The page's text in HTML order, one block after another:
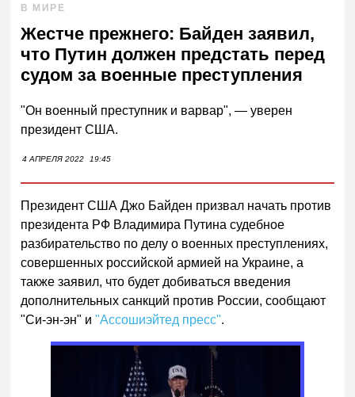
В МИРЕ
Жестче прежнего: Байден заявил,
что Путин должен предстать перед
судом за военные преступления
"Он военный преступник и варвар", — уверен
президент США.
4 АПРЕЛЯ 2022 19:45
Президент США Джо Байден призвал начать против
президента РФ Владимира Путина судебное
разбирательство по делу о военных преступлениях,
совершенных российской армией на Украине, а
также заявил, что будет добиваться введения
дополнительных санкций против России, сообщают
"Си-эн-эн" и"Ассошиэйтед пресс".